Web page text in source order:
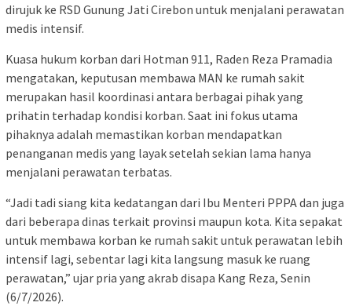
dirujuk ke RSD Gunung Jati Cirebon untuk menjalani perawatan
medis intensif.
Kuasa hukum korban dari Hotman 911, Raden Reza Pramadia
mengatakan, keputusan membawa MAN ke rumah sakit
merupakan hasil koordinasi antara berbagai pihak yang
prihatin terhadap kondisi korban. Saat ini fokus utama
pihaknya adalah memastikan korban mendapatkan
penanganan medis yang layak setelah sekian lama hanya
menjalani perawatan terbatas.
“Jadi tadi siang kita kedatangan dari Ibu Menteri PPPA dan juga
dari beberapa dinas terkait provinsi maupun kota. Kita sepakat
untuk membawa korban ke rumah sakit untuk perawatan lebih
intensif lagi, sebentar lagi kita langsung masuk ke ruang
perawatan,” ujar pria yang akrab disapa Kang Reza, Senin
(6/7/2026).